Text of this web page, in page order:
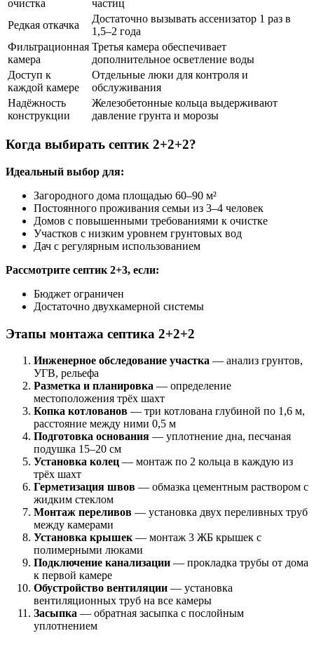
очистка
частиц
Редкая откачка
Достаточно вызывать ассенизатор 1 раз в
1,5–2 года
Фильтрационная
камера
Третья камера обеспечивает
дополнительное осветление воды
Доступ к
каждой камере
Отдельные люки для контроля и
обслуживания
Надёжность
конструкции
Железобетонные кольца выдерживают
давление грунта и морозы
Когда выбирать септик 2+2+2?
Идеальный выбор для:
Загородного дома площадью 60–90 м²
Постоянного проживания семьи из 3–4 человек
Домов с повышенными требованиями к очистке
Участков с низким уровнем грунтовых вод
Дач с регулярным использованием
Рассмотрите септик 2+3, если:
Бюджет ограничен
Достаточно двухкамерной системы
Этапы монтажа септика 2+2+2
Инженерное обследование участка — анализ грунтов,
УГВ, рельефа
Разметка и планировка — определение
местоположения трёх шахт
Копка котлованов — три котлована глубиной по 1,6 м,
расстояние между ними 0,5 м
Подготовка основания — уплотнение дна, песчаная
подушка 15–20 см
Установка колец — монтаж по 2 кольца в каждую из
трёх шахт
Герметизация швов — обмазка цементным раствором с
жидким стеклом
Монтаж переливов — установка двух переливных труб
между камерами
Установка крышек— монтаж 3 ЖБ крышек с
полимерными люками
Подключение канализации — прокладка трубы от дома
к первой камере
Обустройство вентиляции — установка
вентиляционных труб на все камеры
Засыпка — обратная засыпка с послойным
уплотнением